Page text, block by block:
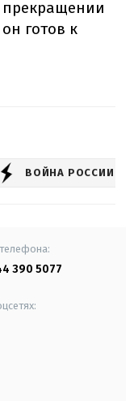
прекращении
готов к
ВОЙНА РОССИИ С
390 5077